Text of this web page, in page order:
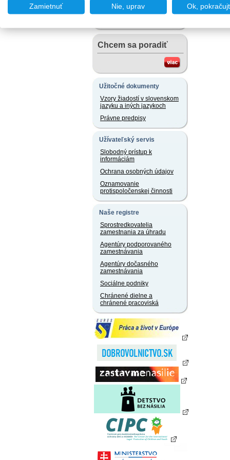
Chcem sa poradiť
Užitočné dokumenty
Vzory žiadostí v slovenskom
jazyku a iných jazykoch
Právne predpisy
Užívateľský servis
Slobodný prístup k
informáciám
Ochrana osobných údajov
Oznamovanie
protispoločenskej činnosti
Naše registre
Sprostredkovatelia
zamestnania za úhradu
Agentúry podporovaného
zamestnávania
Agentúry dočasného
zamestnávania
Sociálne podniky
Chránené dielne a
chránené pracoviská
Zamietnuť Nie, uprav Ok,